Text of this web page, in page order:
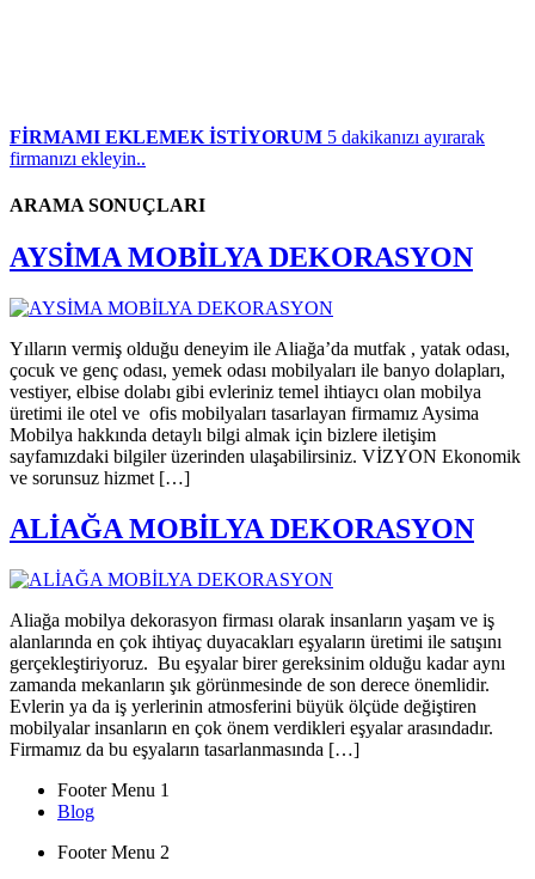
FİRMAMI EKLEMEK İSTİYORUM 5 dakikanızı ayırarak
firmanızı ekleyin..
ARAMA SONUÇLARI
AYSİMA MOBİLYA DEKORASYON
Yılların vermiş olduğu deneyim ile Aliağa’da mutfak , yatak odası,
çocuk ve genç odası, yemek odası mobilyaları ile banyo dolapları,
vestiyer, elbise dolabı gibi evleriniz temel ihtiaycı olan mobilya
üretimi ile otel ve ofis mobilyaları tasarlayan firmamız Aysima
Mobilya hakkında detaylı bilgi almak için bizlere iletişim
sayfamızdaki bilgiler üzerinden ulaşabilirsiniz. VİZYON Ekonomik
ve sorunsuz hizmet […]
ALİAĞA MOBİLYA DEKORASYON
Aliağa mobilya dekorasyon firması olarak insanların yaşam ve iş
alanlarında en çok ihtiyaç duyacakları eşyaların üretimi ile satışını
gerçekleştiriyoruz. Bu eşyalar birer gereksinim olduğu kadar aynı
zamanda mekanların şık görünmesinde de son derece önemlidir.
Evlerin ya da iş yerlerinin atmosferini büyük ölçüde değiştiren
mobilyalar insanların en çok önem verdikleri eşyalar arasındadır.
Firmamız da bu eşyaların tasarlanmasında […]
Footer Menu 1
Blog
Footer Menu 2